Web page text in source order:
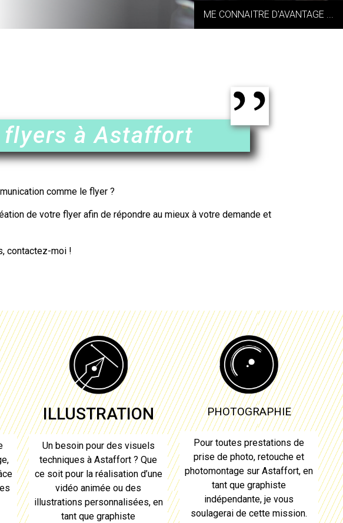
ME CONNAITRE D'AVANTAGE ...
flyers à Astaffort
comme le flyer ?
de votre flyer afin de répondre au mieux à votre demande et
contactez-moi !
ILLUSTRATION
Un besoin pour des visuels
techniques à Astaffort ? Que
ce soit pour la réalisation d’une
vidéo animée ou des
illustrations personnalisées, en
tant que graphiste
PHOTOGRAPHIE
Pour toutes prestations de
prise de photo, retouche et
photomontage sur Astaffort, en
tant que graphiste
indépendante, je vous
soulagerai de cette mission.